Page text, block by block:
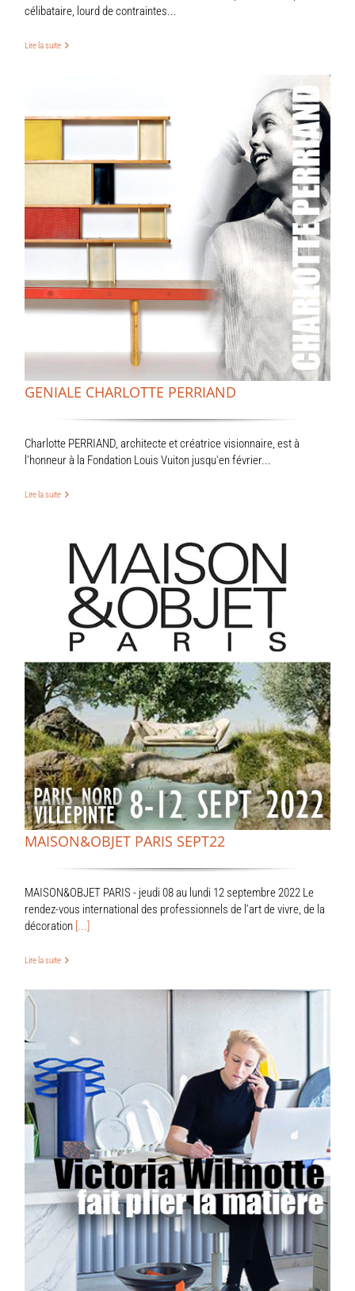
célibataire, lourd de contraintes...
Lire la suite
GENIALE CHARLOTTE PERRIAND
Charlotte PERRIAND, architecte et créatrice visionnaire, est à
l'honneur à la Fondation Louis Vuiton jusqu'en février...
Lire la suite
MAISON&OBJET PARIS SEPT22
MAISON&OBJET PARIS - jeudi 08 au lundi 12 septembre 2022 Le
rendez-vous international des professionnels de l’art de vivre, de la
décoration [...]
Lire la suite